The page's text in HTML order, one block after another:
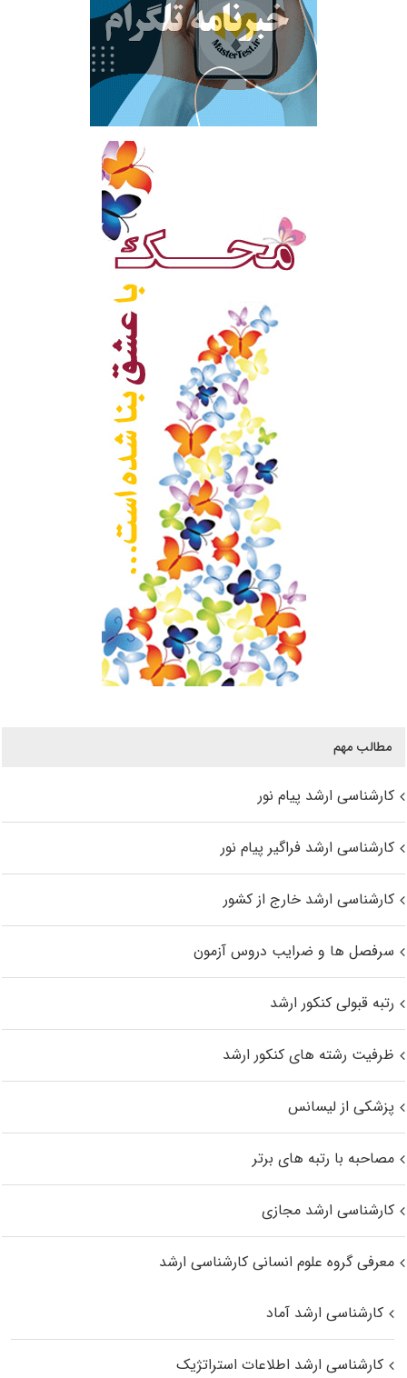
مطالب مهم
کارشناسی ارشد پیام نور
کارشناسی ارشد فراگیر پیام نور
کارشناسی ارشد خارج از کشور
سرفصل ها و ضرایب دروس آزمون
رتبه قبولی کنکور ارشد
ظرفیت رشته های کنکور ارشد
پزشکی از لیسانس
مصاحبه با رتبه های برتر
کارشناسی ارشد مجازی
معرفی گروه علوم انسانی کارشناسی ارشد
کارشناسی ارشد آماد
کارشناسی ارشد اطلاعات استراتژیک